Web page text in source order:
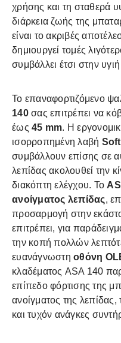
χρήσης και τη σταθερά
διάρκεια ζωής της
είναι το ακριβές
δημιουργεί τομές
συμβάλλει έτσι στην
Το επαναφορτιζόμενο
140 σας επιτρέπει να
έως 45 mm. Η
ισορροπημένη λαβή
συμβάλλουν επίσης σε
λεπίδας ακολουθεί την
διακόπτη ελέγχου. Το
ανοίγματος λεπίδας,
προσαρμογή στην
επιτρέπει, για
την κοπή πολλών
ευανάγνωστη οθόνη
κλαδέματος ASA 140
επίπεδο φόρτισης της
ανοίγματος της
και τυχόν ανάγκες